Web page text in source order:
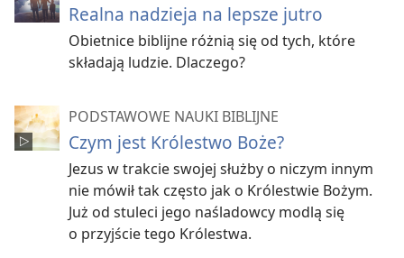
Realna nadzieja na lepsze jutro
Obietnice biblijne różnią się od tych, które
składają ludzie. Dlaczego?
PODSTAWOWE NAUKI BIBLIJNE
Czym jest Królestwo Boże?
Jezus w trakcie swojej służby o niczym innym
nie mówił tak często jak o Królestwie Bożym.
Już od stuleci jego naśladowcy modlą się
o przyjście tego Królestwa.